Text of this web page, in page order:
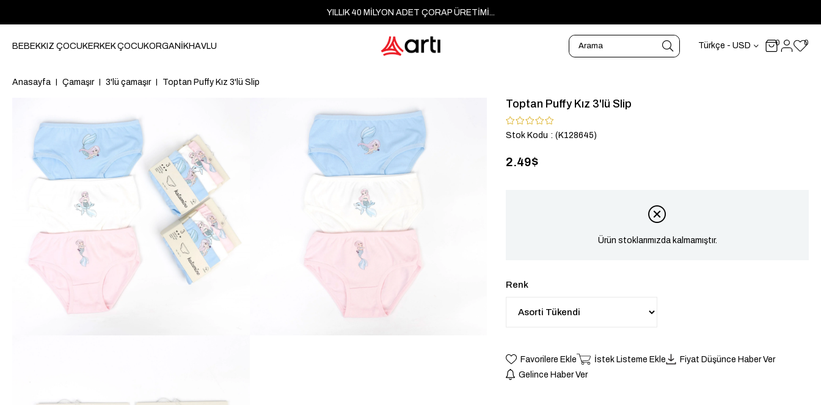
YILLIK 40 MİLYON ADET ÇORAP ÜRETİMİ...
BEBEKKIZ ÇOCUKERKEK ÇOCUKORGANİKHAVLU Türkçe - USD 0 0
Anasayfa Çamaşır 3'lü çamaşır Toptan Puffy Kız 3'lü Slip
Toptan Puffy Kız 3'lü Slip
Stok Kodu (K128645)
2.49$
Ürün stoklarımızda kalmamıştır.
Renk
Favorilere Ekle İstek Listeme Ekle
Fiyat Düşünce Haber Ver
Gelince Haber Ver